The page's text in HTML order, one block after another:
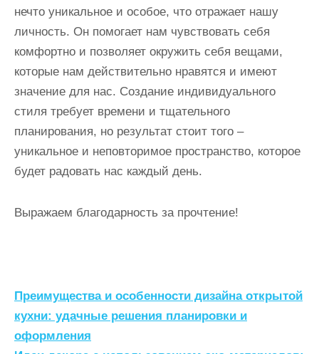
нечто уникальное и особое, что отражает нашу
личность. Он помогает нам чувствовать себя
комфортно и позволяет окружить себя вещами,
которые нам действительно нравятся и имеют
значение для нас. Создание индивидуального
стиля требует времени и тщательного
планирования, но результат стоит того –
уникальное и неповторимое пространство, которое
будет радовать нас каждый день.
Выражаем благодарность за прочтение!
Н
а
в
Преимущества и особенности дизайна открытой
кухни: удачные решения планировки и
оформления